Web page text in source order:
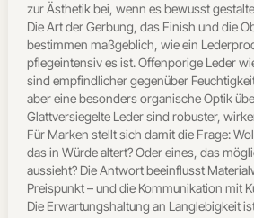
zur Ästhetik bei, wenn es bewusst
Die Art der Gerbung, das Finish und die
bestimmen maßgeblich, wie ein
pflegeintensiv es ist. Offenporige Leder
sind empfindlicher gegenüber
aber eine besonders organische Optik
Glattversiegelte Leder sind robuster,
Für Marken stellt sich damit die Frage:
das in Würde altert? Oder eines, das
aussieht? Die Antwort beeinflusst
Preispunkt – und die Kommunikation mit
Die Erwartungshaltung an Langlebigkeit